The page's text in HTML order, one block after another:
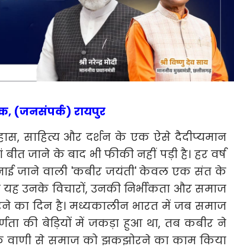
(जनसंपर्क) रायपुर
साहित्य और दर्शन के एक ऐसे दैदीप्यमान
जाने के बाद भी फीकी नहीं पड़ी है। हर वर्ष
जाने वाली 'कबीर जयंती' केवल एक संत के
उनके विचारों, उनकी निर्भीकता और समाज
का दिन है। मध्यकालीन भारत में जब समाज
की बेड़ियों में जकड़ा हुआ था, तब कबीर ने
वाणी से समाज को झकझोरने का काम किया